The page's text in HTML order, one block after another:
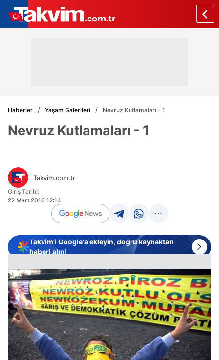
Haberler Yaşam Galerileri Nevruz Kutlamaları - 1
Nevruz Kutlamaları - 1
Takvim.com.tr
Giriş Tarihi:
22 Mart 2010 12:14
Takvim'i Google'a ekleyin, doğru kaynaktan
haberi alın!